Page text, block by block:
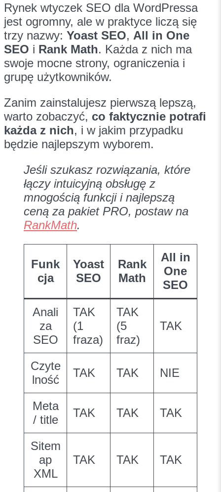
Rynek wtyczek SEO dla WordPressa
jest ogromny, ale w praktyce liczą się
trzy nazwy: Yoast SEO, All in One
SEO i Rank Math. Każda z nich ma
swoje mocne strony, ograniczenia i
grupę użytkowników.
Zanim zainstalujesz pierwszą lepszą,
warto zobaczyć, co faktycznie potrafi
każda z nich, i w jakim przypadku
będzie najlepszym wyborem.
Jeśli szukasz rozwiązania, które
łączy intuicyjną obsługę z
mnogością funkcji i najlepszą
ceną za pakiet PRO, postaw na
RankMath.
Funk
cja
Yoast
SEO
Rank
Math
All in
One
SEO
Anali
za
SEO
TAK
(1
fraza)
TAK
(5
fraz)
TAK
Czyte
lność
TAK TAK NIE
Meta
/ title
TAK TAK TAK
Sitem
ap
XML
TAK TAK TAK